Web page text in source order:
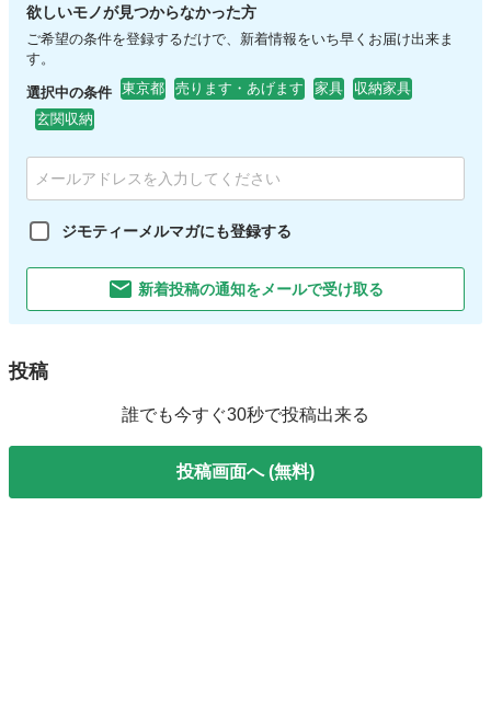
欲しいモノが見つからなかった方
ご希望の条件を登録するだけで、新着情報をいち早くお届け出来ま
す。
選択中の条件 東京都 売ります・あげます 家具
収納家具
玄関収納
ジモティーメルマガにも登録する
新着投稿の通知をメールで受け取る
投稿
誰でも今すぐ30秒で投稿出来る
投稿画面へ (無料)